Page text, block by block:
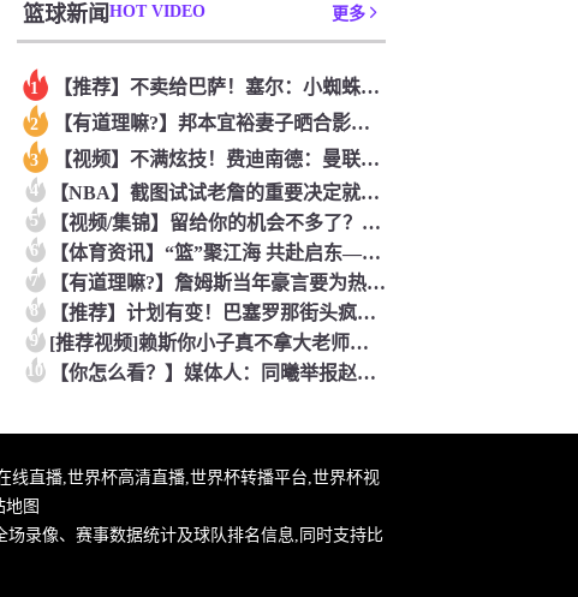
篮球新闻 HOT VIDEO 更多
1 【推荐】不卖给巴萨！塞尔：小蜘蛛最可能去阿森纳 马竞能得到约
2 【有道理嘛?】邦本宜裕妻子晒合影庆生：逐渐适应在中国的生活，
3 【视频】不满炫技！费迪南德：曼联时期范尼曾对C罗说“你就该去
4 【NBA】截图试试老詹的重要决定就交给吧友们了~
5 【视频/集锦】留给你的机会不多了？阿芳能否找回巅峰期的状态？
6 【体育资讯】“篮”聚江海 共赴启东——2026年CBA夏季联
7 【有道理嘛?】詹姆斯当年豪言要为热火带来7冠？韦德曾谈：不会
8 【推荐】计划有变！巴塞罗那街头疯狂庆祝世界杯，高喊我是西班牙
9 [推荐视频]赖斯你小子真不拿大老师当外人！一见面就拥抱单手搭
10 【你怎么看？】媒体人：同曦举报赵柏清没毛病 切实维护自身利益
线直播,世界杯高清直播,世界杯转播平台,世界杯视
地图
录像、赛事数据统计及球队排名信息,同时支持比